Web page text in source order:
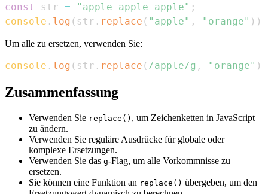
const str = "apple apple apple" ;
console . log ( str . replace ( "apple" , "orange" ) )
Um alle zu ersetzen, verwenden Sie:
console . log ( str . replace ( /apple/g , "orange" )
Zusammenfassung
Verwenden Sie replace() , um Zeichenketten in JavaScript
zu ändern.
Verwenden Sie reguläre Ausdrücke für globale oder
komplexe Ersetzungen.
Verwenden Sie das g-Flag, um alle Vorkommnisse zu
ersetzen.
Sie können eine Funktion an replace() übergeben, um den